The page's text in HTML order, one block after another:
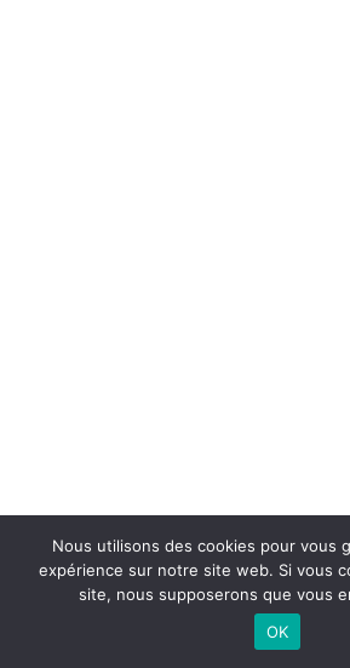
Nous utilisons des cookies pour vous
expérience sur notre site web. Si vous
site, nous supposerons que vous
OK